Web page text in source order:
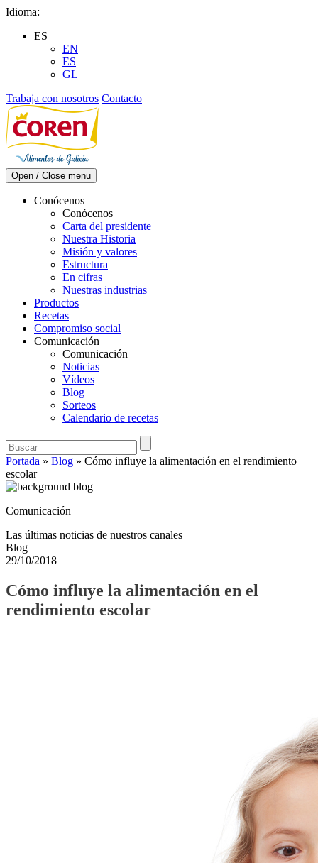
Skip
content
Idioma:
ES
EN
ES
GL
Trabaja con nosotros Contacto
Open / Close menu
Conócenos
Conócenos
Carta del presidente
Nuestra Historia
Misión y valores
Estructura
En cifras
Nuestras industrias
Productos
Recetas
Compromiso social
Comunicación
Comunicación
Noticias
Vídeos
Blog
Sorteos
Calendario de recetas
Portada » Blog » Cómo influye la alimentación en el rendimiento
escolar
Comunicación
Las últimas noticias de nuestros canales
Blog
29/10/2018
Cómo influye la alimentación en el
rendimiento escolar